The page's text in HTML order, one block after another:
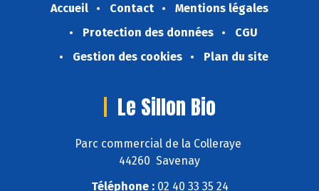
Accueil Contact
Mentions légales
Protection des données
CGU
Gestion des cookies
Plan du site
Le Sillon Bio
Parc commercial de la Colleraye
44260 Savenay
Téléphone :02 40 33 35 24